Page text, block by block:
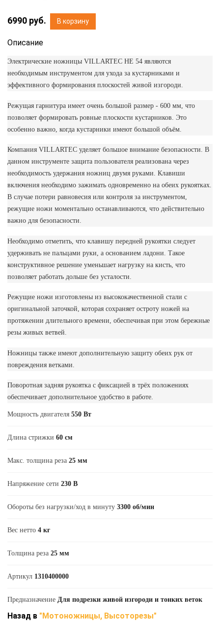
6990 руб. В корзину
Описание
Электрические ножницы VILLARTEC HE 54 являются
необходимым инструментом для ухода за кустарниками и
эффективного формирования плоскостей живой изгороди.
Режущая гарнитура имеет очень большой размер - 600 мм, что
позволяет формировать ровные плоскости кустарников. Это
особенно важно, когда кустарники имеют большой объём.
Компания VILLARTEC уделяет большое внимание безопасности. В
данном инструменте защита пользователя реализована через
необходимость удержания ножниц двумя руками. Клавиши
включения необходимо зажимать одновременно на обеих рукоятках.
В случае потери равновесия или контроля за инструментом,
режущие ножи моментально останавливаются, что действительно
важно для безопасности.
Необходимо отметить, что клавишу передней рукоятки следует
удерживать не пальцами руки, а основанием ладони. Такое
конструктивное решение уменьшает нагрузку на кисть, что
позволяет работать дольше без усталости.
Режущие ножи изготовлены из высококачественной стали с
оригинальной заточкой, которая сохраняет остроту ножей на
протяжении длительного времени, обеспечивая при этом бережные
резы живых ветвей.
Ножницы также имеют дополнительную защиту обеих рук от
повреждения ветками.
Поворотная задняя рукоятка с фиксацией в трёх положениях
обеспечивает дополнительное удобство в работе.
Мощность двигателя 550 Вт
Длина стрижки 60 см
Макс. толщина реза 25 мм
Напряжение сети 230 В
Обороты без нагрузки/ход в минуту 3300 об/мин
Вес нетто 4 кг
Толщина реза 25 мм
Артикул 1310400000
Предназначение Для подрезки живой изгороди и тонких веток
Назад в "Мотоножницы, Высоторезы"